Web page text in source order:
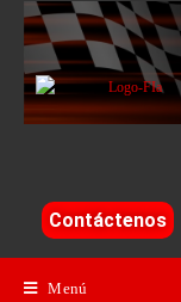
Contáctenos
Menú